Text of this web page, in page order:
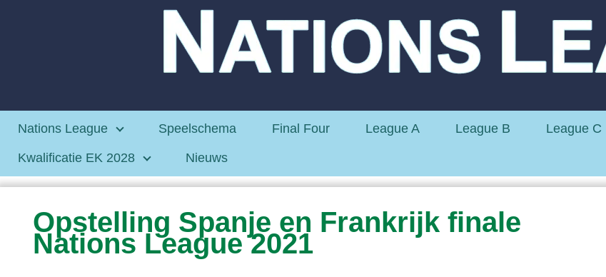
Nations League Speelschema Final Four League A League B League C
Kwalificatie EK 2028 Nieuws
Opstelling Spanje en Frankrijk finale
Nations League 2021